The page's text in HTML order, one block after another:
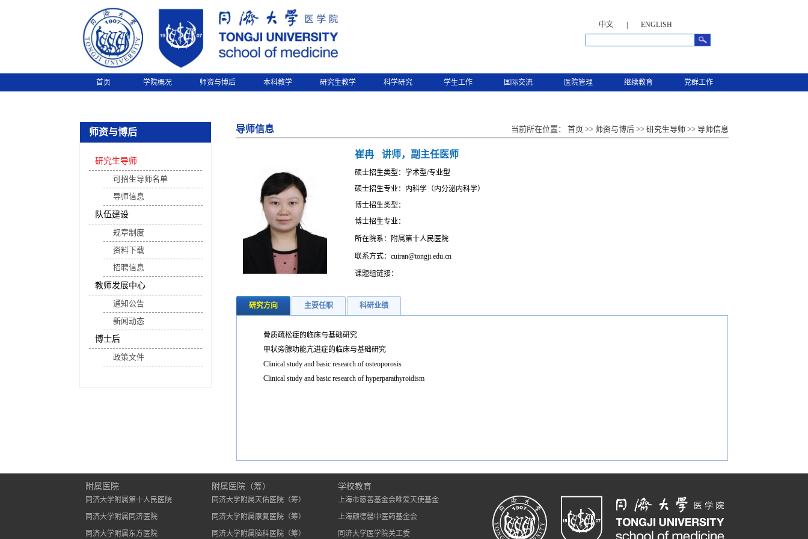
中文 ENGLISH
首页 学院概况 师资与博后 本科教学 研究生教学 科学研究 学生工作 国际交流 医院管理 继续教育 党群工作
师资与博后
研究生导师
可招生导师名单
导师信息
队伍建设
规章制度
资料下载
招聘信息
教师发展中心
通知公告
新闻动态
博士后
政策文件
导师信息 当前所在位置： 首页 >> 师资与博后 >> 研究生导师 >> 导师信息
崔冉 讲师，副主任医师
硕士招生类型：学术型/专业型
硕士招生专业：内科学（内分泌内科学）
博士招生类型：
博士招生专业：
所在院系：附属第十人民医院
联系方式：cuiran@tongji.edu.cn
课题组链接：
研究方向 主要任职 科研业绩
骨质疏松症的临床与基础研究
甲状旁腺功能亢进症的临床与基础研究
Clinical study and basic research of osteoporosis
Clinical study and basic research of hyperparathyroidism
附属医院
同济大学附属第十人民医院
同济大学附属同济医院
同济大学附属东方医院
附属医院（筹）
同济大学附属天佑医院（筹）
同济大学附属康复医院（筹）
同济大学附属脑科医院（筹）
学校教育
上海市慈善基金会唯爱天使基金
上海颜德馨中医药基金会
同济大学医学院关工委